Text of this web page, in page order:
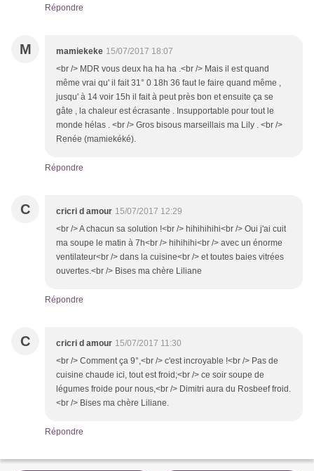
Répondre
M mamiekeke 15/07/2017 18:07
<br /> MDR vous deux ha ha ha .<br /> Mais il est quand
même vrai qu' il fait 31° 0 18h 36 faut le faire quand même ,
jusqu' à 14 voir 15h il fait à peut près bon et ensuite ça se
gâte , la chaleur est écrasante . Insupportable pour tout le
monde hélas . <br /> Gros bisous marseillais ma Lily . <br />
Renée (mamiekéké).
Répondre
C cricri d amour 15/07/2017 12:29
<br /> A chacun sa solution !<br /> hihihihihi<br /> Oui j'ai cuit
ma soupe le matin à 7h<br /> hihihihi<br /> avec un énorme
ventilateur<br /> dans la cuisine<br /> et toutes baies vitrées
ouvertes.<br /> Bises ma chère Liliane
Répondre
C cricri d amour 15/07/2017 11:30
<br /> Comment ça 9°,<br /> c'est incroyable !<br /> Pas de
cuisine chaude ici, tout est froid;<br /> ce soir soupe de
légumes froide pour nous,<br /> Dimitri aura du Rosbeef froid.
<br /> Bises ma chère Liliane.
Répondre